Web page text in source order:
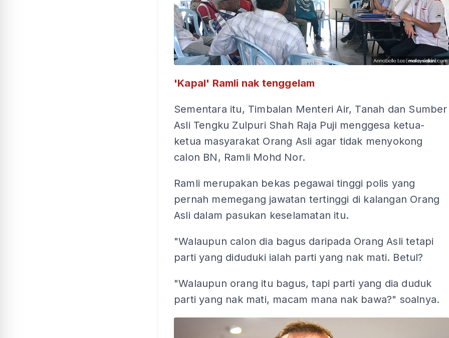
ADS
'Kapal' Ramli nak tenggelam
Sementara itu, Timbalan Menteri Air, Tanah dan Sumber
Asli Tengku Zulpuri Shah Raja Puji menggesa ketua-
ketua masyarakat Orang Asli agar tidak menyokong
calon BN, Ramli Mohd Nor.
Ramli merupakan bekas pegawai tinggi polis yang
pernah memegang jawatan tertinggi di kalangan Orang
Asli dalam pasukan keselamatan itu.
"Walaupun calon dia bagus daripada Orang Asli tetapi
parti yang diduduki ialah parti yang nak mati. Betul?
"Walaupun orang itu bagus, tapi parti yang dia duduk
parti yang nak mati, macam mana nak bawa?" soalnya.